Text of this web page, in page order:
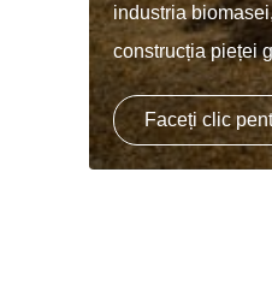
industria
construcția pieței
Faceți clic